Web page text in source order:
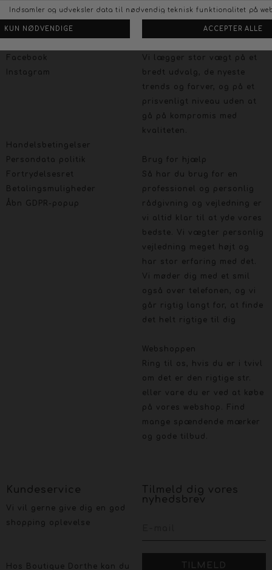
Social
Facebook
Instagram
Handelsbetingelser
Persondata politik
Fortrydelsesret
Betalingsmuligheder
Åbn GDPR-popup
Om Boutique Dorthe
Vi lægger stor vægt på et
bredt udvalg, de nyeste
trends og farver, og på et
prisvenligt niveau uden at
gå på kompromis med
kvaliteten.
Brug for hjælp
Så har du brug for en
professionel og personlig
rådgivning og vejledning er
vi altid klar til at yde vores
bedste. Vi vægter personlig
vejledning meget højt og
har stor erfaring med det.
Vi møder dig med et smil
også over telefonen, og vi
går rigtig langt for, at finde
det helt rigtige til dig
Webshoppen
Ring til os, hvis du er i tvivl
om det er den rigtige str.
eller vare du er ved at købe
på vores webshop. Find
mange spændende mærker
og gode tilbud.
Kundeservice
Vi vil gerne give dig en god
shopping oplevelse
Hos Boutique Dorthe kan du
Tilmeld dig vores
nyhedsbrev